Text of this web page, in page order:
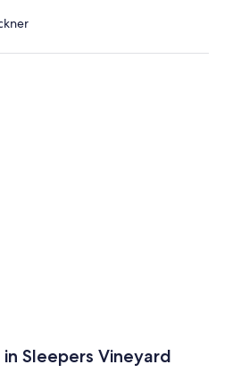
Sleepers Vineyard